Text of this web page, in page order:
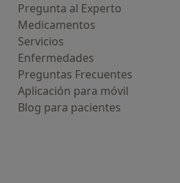
Pregunta al Experto
Medicamentos
Servicios
Enfermedades
Preguntas Frecuentes
Aplicación para móvil
Blog para pacientes